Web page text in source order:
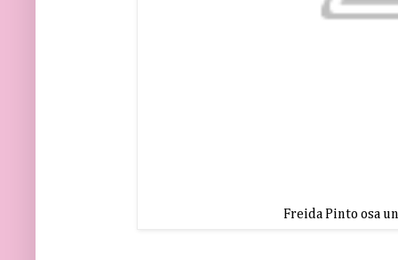
Freida Pinto osa